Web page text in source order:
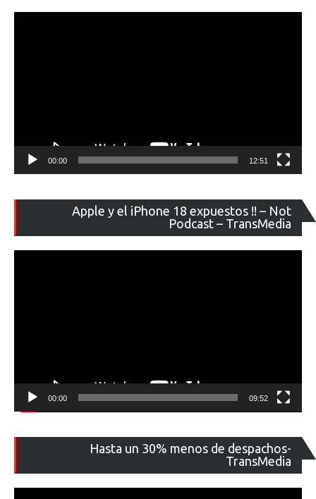
00:00 12:51
Apple y el iPhone 18 expuestos !! – Not
Podcast – TransMedia
de
00:00 09:52
Hasta un 30% menos de despachos-
TransMedia
de